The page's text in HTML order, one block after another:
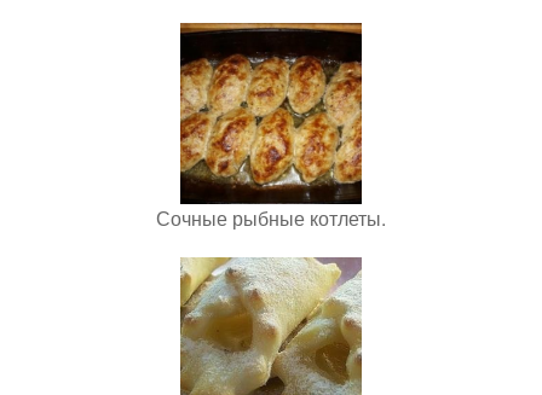
Сочные рыбные котлеты.